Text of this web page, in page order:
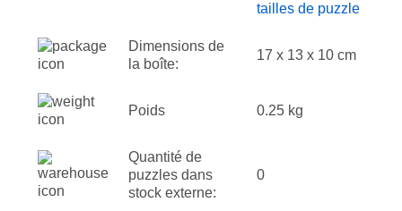
tailles de puzzle
Dimensions de
la boîte:
17 x 13 x 10 cm
Poids 0.25 kg
Quantité de
puzzles dans
stock externe:
0